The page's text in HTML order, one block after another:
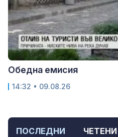
ПОСЛЕДНИ ЧЕТЕНИ
Обедна емисия
14:32 • 09.08.26